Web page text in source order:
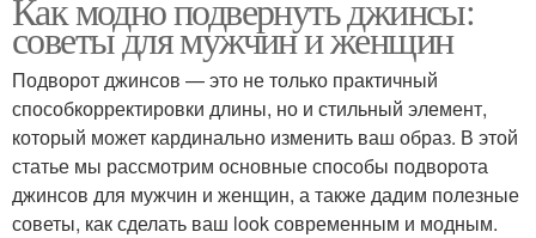
советы для мужчин и женщин
Подворот джинсов — это не только практичный
способкорректировки длины, но и стильный элемент,
который может кардинально изменить ваш образ. В этой
статье мы рассмотрим основные способы подворота
джинсов для мужчин и женщин, а также дадим полезные
советы, как сделать ваш look современным и модным.